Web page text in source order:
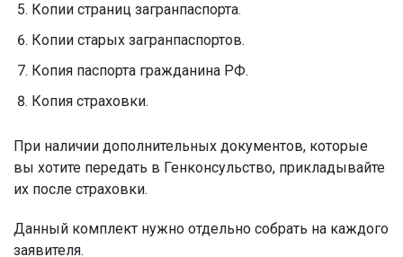
Копии страниц загранпаспорта.
Копии старых загранпаспортов.
Копия паспорта гражданина РФ.
Копия страховки.
При наличии дополнительных документов, которые
вы хотите передать в Генконсульство, прикладывайте
их после страховки.
Данный комплект нужно отдельно собрать на каждого
заявителя.